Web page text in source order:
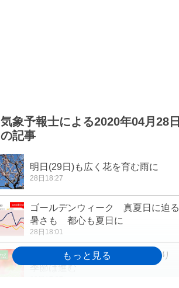
気象予報士による2020年04月28日
の記事
明日(29日)も広く花を育む雨に
28日18:27
ゴールデンウィーク 真夏日に迫る
暑さも 都心も夏日に
28日18:01
高知・富山からツツジ開花の便り
季節は進む